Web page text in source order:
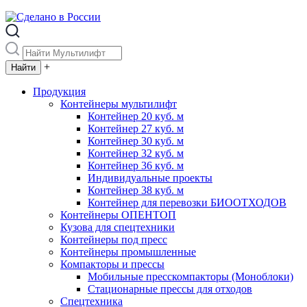
+
Продукция
Контейнеры мультилифт
Контейнер 20 куб. м
Контейнер 27 куб. м
Контейнер 30 куб. м
Контейнер 32 куб. м
Контейнер 36 куб. м
Индивидуальные проекты
Контейнер 38 куб. м
Контейнер для перевозки БИООТХОДОВ
Контейнеры ОПЕНТОП
Кузова для спецтехники
Контейнеры под пресс
Контейнеры промышленные
Компакторы и прессы
Мобильные пресскомпакторы (Моноблоки)
Стационарные прессы для отходов
Спецтехника